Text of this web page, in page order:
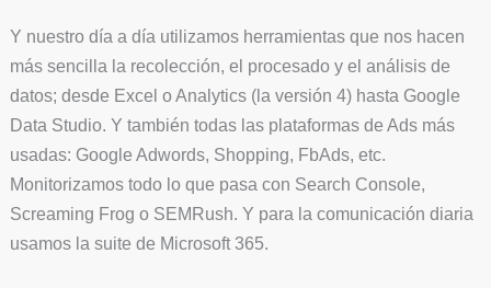
Y nuestro día a día utilizamos herramientas que nos hacen
más sencilla la recolección, el procesado y el análisis de
datos; desde Excel o Analytics (la versión 4) hasta Google
Data Studio. Y también todas las plataformas de Ads más
usadas: Google Adwords, Shopping, FbAds, etc.
Monitorizamos todo lo que pasa con Search Console,
Screaming Frog o SEMRush. Y para la comunicación diaria
usamos la suite de Microsoft 365.